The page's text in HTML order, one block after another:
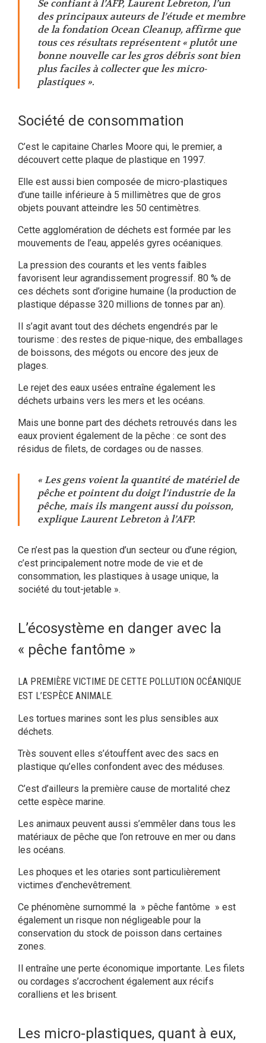
Se confiant à l’AFP, Laurent Lebreton, l’un
des principaux auteurs de l’étude et membre
de la fondation Ocean Cleanup, affirme que
tous ces résultats représentent « plutôt une
bonne nouvelle car les gros débris sont bien
plus faciles à collecter que les micro-
plastiques ».
Société de consommation
C’est le capitaine Charles Moore qui, le premier, a
découvert cette plaque de plastique en 1997.
Elle est aussi bien composée de micro-plastiques
d’une taille inférieure à 5 millimètres que de gros
objets pouvant atteindre les 50 centimètres.
Cette agglomération de déchets est formée par les
mouvements de l’eau, appelés gyres océaniques.
La pression des courants et les vents faibles
favorisent leur agrandissement progressif. 80 % de
ces déchets sont d’origine humaine (la production de
plastique dépasse 320 millions de tonnes par an).
Il s’agit avant tout des déchets engendrés par le
tourisme : des restes de pique-nique, des emballages
de boissons, des mégots ou encore des jeux de
plages.
Le rejet des eaux usées entraîne également les
déchets urbains vers les mers et les océans.
Mais une bonne part des déchets retrouvés dans les
eaux provient également de la pêche : ce sont des
résidus de filets, de cordages ou de nasses.
« Les gens voient la quantité de matériel de
pêche et pointent du doigt l’industrie de la
pêche, mais ils mangent aussi du poisson,
explique Laurent Lebreton à l’AFP.
Ce n’est pas la question d’un secteur ou d’une région,
c’est principalement notre mode de vie et de
consommation, les plastiques à usage unique, la
société du tout-jetable ».
L’écosystème en danger avec la
« pêche fantôme »
LA PREMIÈRE VICTIME DE CETTE POLLUTION OCÉANIQUE
EST L’ESPÈCE ANIMALE.
Les tortues marines sont les plus sensibles aux
déchets.
Très souvent elles s’étouffent avec des sacs en
plastique qu’elles confondent avec des méduses.
C’est d’ailleurs la première cause de mortalité chez
cette espèce marine.
Les animaux peuvent aussi s’emmêler dans tous les
matériaux de pêche que l’on retrouve en mer ou dans
les océans.
Les phoques et les otaries sont particulièrement
victimes d’enchevêtrement.
Ce phénomène surnommé la » pêche fantôme » est
également un risque non négligeable pour la
conservation du stock de poisson dans certaines
zones.
Il entraîne une perte économique importante. Les filets
ou cordages s’accrochent également aux récifs
coralliens et les brisent.
Les micro-plastiques, quant à eux,